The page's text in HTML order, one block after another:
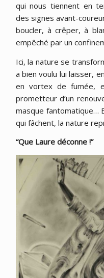
qui nous tiennent en
des signes avant-
boucler, à crêper, à
empêché par un
Ici, la nature se
a bien voulu lui laisser,
en vortex de fumée,
prometteur d’un
masque fantomatique…
qui fâchent, la nature
“Que Laure déconne !”